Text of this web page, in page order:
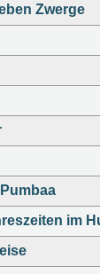
Zwerge
im